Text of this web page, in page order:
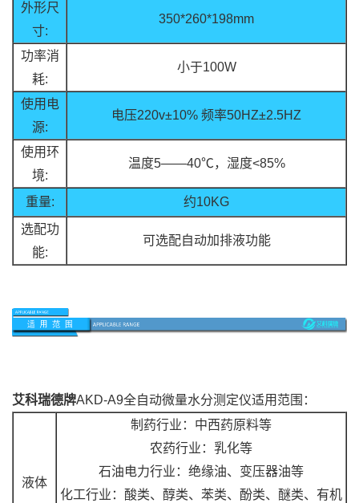
外形尺
寸:
350*260*198mm
功率消
耗:
小于100W
使用电
源:
电压220v±10% 频率50HZ±2.5HZ
使用环
境:
温度5——40℃，湿度<85%
重量:
约10KG
选配功
能:
可选配自动加排液功能
艾科瑞德牌AKD-A9全自动微量水分测定仪适用范围：
液体
制药行业：中西药原料等
农药行业：乳化等
石油电力行业：绝缘油、变压器油等
化工行业：酸类、醇类、苯类、酚类、醚类、有机